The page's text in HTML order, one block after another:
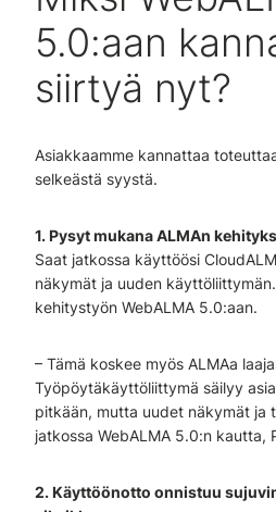
5.0:aan
siirtyä nyt?
Asiakkaamme kannattaa
selkeästä syystä.
1. Pysyt mukana ALMAn
Saat jatkossa käyttöösi
näkymät ja uuden
kehitystyön WebALMA 5.0:aan.
– Tämä koskee myös ALMAa
Työpöytäkäyttöliittymä säilyy
pitkään, mutta uudet näkymät ja
jatkossa WebALMA 5.0:n kautta,
2. Käyttöönotto onnistuu